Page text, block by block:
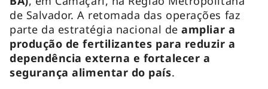
de Salvador. A retomada das operações faz
parte da estratégia nacional de ampliar a
produção de fertilizantes para reduzir a
dependência externa e fortalecer a
segurança alimentar do país.